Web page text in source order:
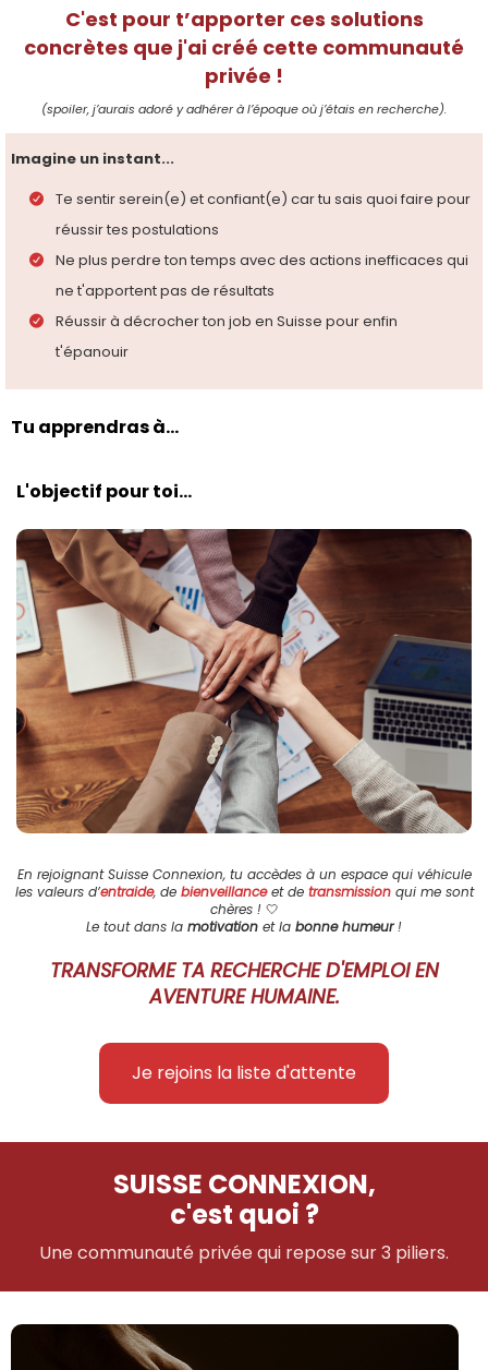
C'est pour t’apporter ces solutions
concrètes que j'ai créé cette communauté
privée !
(spoiler, j’aurais adoré y adhérer à l’époque où j’étais en recherche).
Imagine un instant...
Te sentir serein(e) et confiant(e) car tu sais quoi faire pour
réussir tes postulations
Ne plus perdre ton temps avec des actions inefficaces qui
ne t'apportent pas de résultats
Réussir à décrocher ton job en Suisse pour enfin
t'épanouir
Tu apprendras à...
L'objectif pour toi...
En rejoignant Suisse Connexion, tu accèdes à un espace qui véhicule
les valeurs d’entraide, de bienveillanceet de transmissionqui me sont
chères ! 🤍
Le tout dans la motivation et la bonne humeur!
TRANSFORME TA RECHERCHE D'EMPLOI EN
AVENTURE HUMAINE.
Je rejoins la liste d'attente
SUISSE CONNEXION,
c'est quoi ?
Une communauté privée qui repose sur 3 piliers.